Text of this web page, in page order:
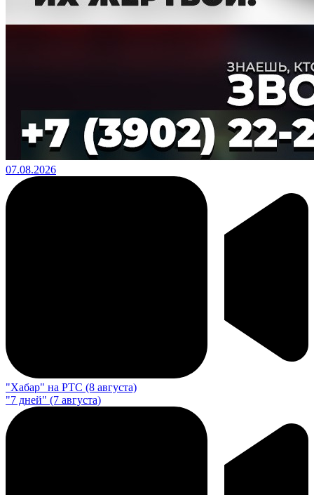
07.08.2026
"Хабар" на РТС (8 августа)
"7 дней" (7 августа)